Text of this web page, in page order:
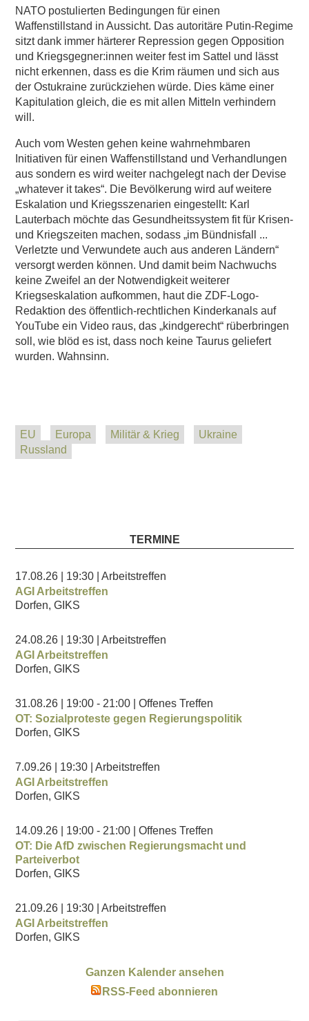
NATO postulierten Bedingungen für einen
Waffenstillstand in Aussicht. Das autoritäre Putin-Regime
sitzt dank immer härterer Repression gegen Opposition
und Kriegsgegner:innen weiter fest im Sattel und lässt
nicht erkennen, dass es die Krim räumen und sich aus
der Ostukraine zurückziehen würde. Dies käme einer
Kapitulation gleich, die es mit allen Mitteln verhindern
will.
Auch vom Westen gehen keine wahrnehmbaren
Initiativen für einen Waffenstillstand und Verhandlungen
aus sondern es wird weiter nachgelegt nach der Devise
„whatever it takes“. Die Bevölkerung wird auf weitere
Eskalation und Kriegsszenarien eingestellt: Karl
Lauterbach möchte das Gesundheitssystem fit für Krisen-
und Kriegszeiten machen, sodass „im Bündnisfall ...
Verletzte und Verwundete auch aus anderen Ländern“
versorgt werden können. Und damit beim Nachwuchs
keine Zweifel an der Notwendigkeit weiterer
Kriegseskalation aufkommen, haut die ZDF-Logo-
Redaktion des öffentlich-rechtlichen Kinderkanals auf
YouTube ein Video raus, das „kindgerecht“ rüberbringen
soll, wie blöd es ist, dass noch keine Taurus geliefert
wurden. Wahnsinn.
EU Europa Militär & Krieg
Ukraine
Russland
TERMINE
17.08.26 | 19:30
| Arbeitstreffen
AGI Arbeitstreffen
Dorfen, GIKS
24.08.26 | 19:30
| Arbeitstreffen
AGI Arbeitstreffen
Dorfen, GIKS
31.08.26 | 19:00 - 21:00
| Offenes Treffen
OT: Sozialproteste gegen Regierungspolitik
Dorfen, GIKS
7.09.26 | 19:30
| Arbeitstreffen
AGI Arbeitstreffen
Dorfen, GIKS
14.09.26 | 19:00 - 21:00
| Offenes Treffen
OT: Die AfD zwischen Regierungsmacht und
Parteiverbot
Dorfen, GIKS
21.09.26 | 19:30
| Arbeitstreffen
AGI Arbeitstreffen
Dorfen, GIKS
Ganzen Kalender ansehen
RSS-Feed abonnieren